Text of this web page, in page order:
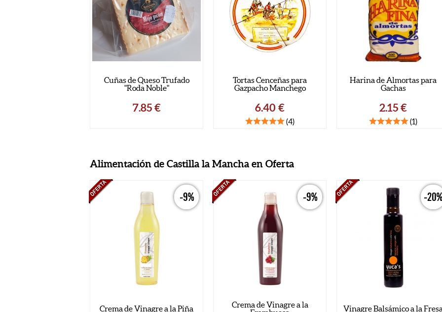
Tortas Cenceñas para
Gazpacho Manchego
6.40
Harina de Almortas para
Gachas
2.15
Confit de Pato | 2
12.53
Alimentación de Castilla la Mancha en Oferta
-9%
Crema de Vinagre a la Piña
-9%
Crema de Vinagre a la
-20%
Vinagre Balsámico a la